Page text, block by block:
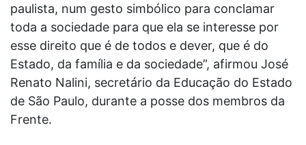
paulista, num gesto simbólico para conclamar
toda a sociedade para que ela se interesse por
esse direito que é de todos e dever, que é do
Estado, da família e da sociedade”, afirmou José
Renato Nalini, secretário da Educação do Estado
de São Paulo, durante a posse dos membros da
Frente.